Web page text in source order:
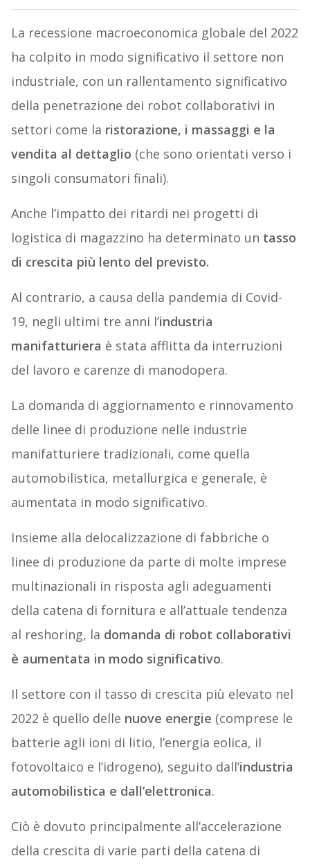
La recessione macroeconomica globale del 2022
ha colpito in modo significativo il settore non
industriale, con un rallentamento significativo
della penetrazione dei robot collaborativi in
settori come la ristorazione, i massaggi e la
vendita al dettaglio (che sono orientati verso i
singoli consumatori finali).
Anche l’impatto dei ritardi nei progetti di
logistica di magazzino ha determinato un tasso
di crescita più lento del previsto.
Al contrario, a causa della pandemia di Covid-
19, negli ultimi tre anni l’industria
manifatturiera è stata afflitta da interruzioni
del lavoro e carenze di manodopera.
La domanda di aggiornamento e rinnovamento
delle linee di produzione nelle industrie
manifatturiere tradizionali, come quella
automobilistica, metallurgica e generale, è
aumentata in modo significativo.
Insieme alla delocalizzazione di fabbriche o
linee di produzione da parte di molte imprese
multinazionali in risposta agli adeguamenti
della catena di fornitura e all’attuale tendenza
al reshoring, la domanda di robot collaborativi
è aumentata in modo significativo.
Il settore con il tasso di crescita più elevato nel
2022 è quello delle nuove energie (comprese le
batterie agli ioni di litio, l’energia eolica, il
fotovoltaico e l’idrogeno), seguito dall’industria
automobilistica e dall’elettronica.
Ciò è dovuto principalmente all’accelerazione
della crescita di varie parti della catena di